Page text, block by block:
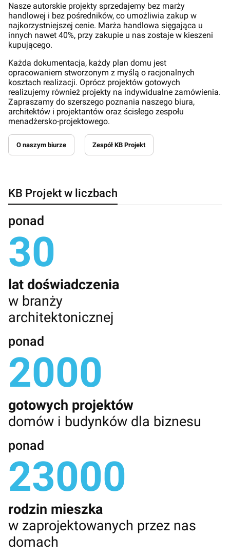
Nasze autorskie projekty sprzedajemy bez marży
handlowej i bez pośredników, co umożliwia zakup w
najkorzystniejszej cenie. Marża handlowa sięgająca u
innych nawet 40%, przy zakupie u nas zostaje w kieszeni
kupującego.
Każda dokumentacja, każdy plan domu jest
opracowaniem stworzonym z myślą o racjonalnych
kosztach realizacji. Oprócz projektów gotowych
realizujemy również projekty na indywidualne zamówienia.
Zapraszamy do szerszego poznania naszego biura,
architektów i projektantów oraz ścisłego zespołu
menadżersko-projektowego.
O naszym biurze Zespół KB Projekt
KB Projekt w liczbach
ponad
30
lat doświadczenia
w branży
architektonicznej
ponad
2000
gotowych projektów
domów i budynków dla biznesu
ponad
23000
rodzin mieszka
w zaprojektowanych przez nas
domach